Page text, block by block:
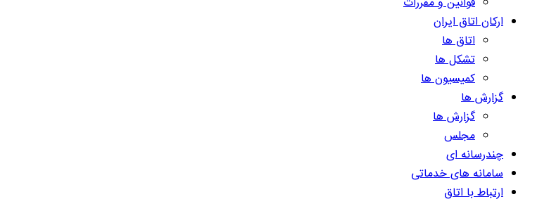
ارکان اتاق ایران
اتاق ها
تشکل ها
کمیسیون ها
گزارش ها
گزارش ها
مجلس
چندرسانه ای
سامانه های خدماتی
ارتباط با اتاق